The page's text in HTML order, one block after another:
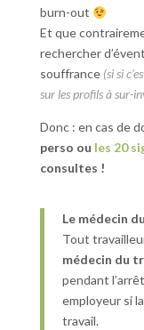
burn-out
Et que
rechercher
souffrance (si si
sur les profils à sur-
Donc : en cas de
perso ou les 20
consultes !
Le médecin
Tout
médecin du
pendant
employeur si
travail.